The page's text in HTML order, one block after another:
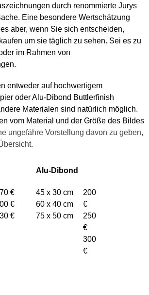
durch renommierte Jurys
Eine besondere Wertschätzung
aber, wenn Sie sich entscheiden,
um sie täglich zu sehen. Sei es zu
im Rahmen von
entweder auf hochwertigem
oder Alu-Dibond Buttlerfinish
Materialen sind natürlich möglich.
vom Material und der Größe des Bildes
ungefähre Vorstellung davon zu geben,
Alu-Dibond
70 €
€
€
45 x 30 cm
60 x 40 cm
75 x 50 cm
200
€
250
€
300
€